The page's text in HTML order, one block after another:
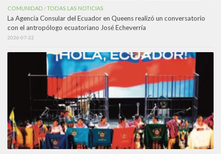
COMUNIDAD /TODAS LAS NOTICIAS
La Agencia Consular del Ecuador en Queens realizó un conversatorio
con el antropólogo ecuatoriano José Echeverría
2026-07-22